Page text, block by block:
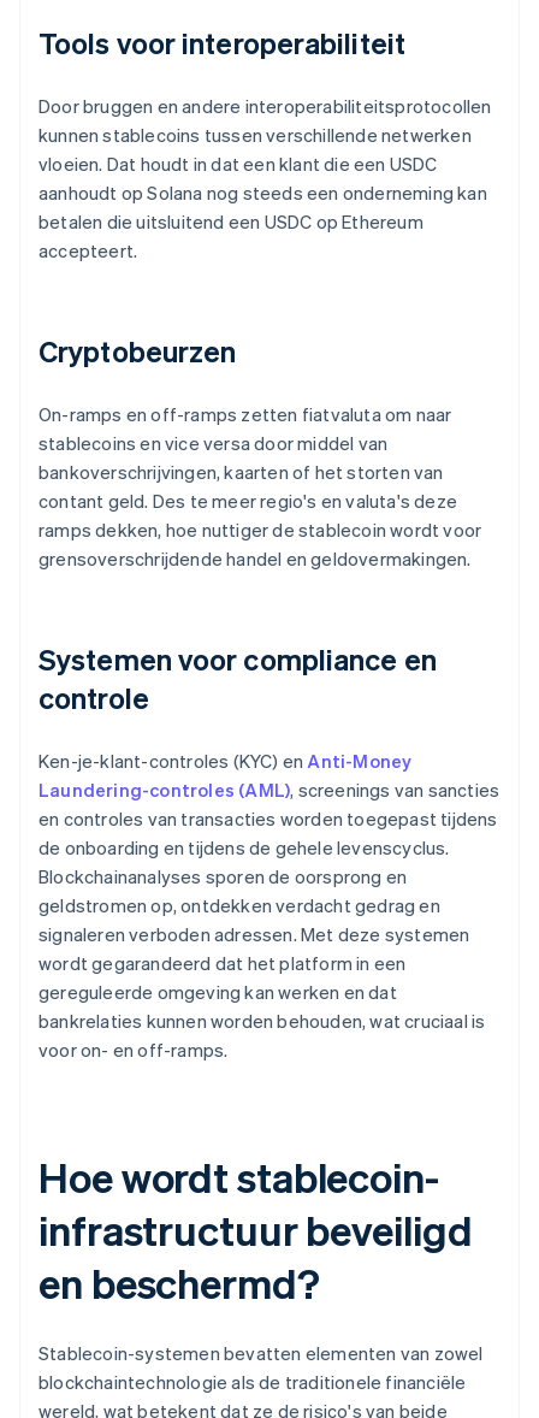
Tools voor interoperabiliteit
Door bruggen en andere interoperabiliteitsprotocollen
kunnen stablecoins tussen verschillende netwerken
vloeien. Dat houdt in dat een klant die een USDC
aanhoudt op Solana nog steeds een onderneming kan
betalen die uitsluitend een USDC op Ethereum
accepteert.
Cryptobeurzen
On-ramps en off-ramps zetten fiatvaluta om naar
stablecoins en vice versa door middel van
bankoverschrijvingen, kaarten of het storten van
contant geld. Des te meer regio's en valuta's deze
ramps dekken, hoe nuttiger de stablecoin wordt voor
grensoverschrijdende handel en geldovermakingen.
Systemen voor compliance en
controle
Ken-je-klant-controles (KYC) enAnti-Money
Laundering-controles (AML), screenings van sancties
en controles van transacties worden toegepast tijdens
de onboarding en tijdens de gehele levenscyclus.
Blockchainanalyses sporen de oorsprong en
geldstromen op, ontdekken verdacht gedrag en
signaleren verboden adressen. Met deze systemen
wordt gegarandeerd dat het platform in een
gereguleerde omgeving kan werken en dat
bankrelaties kunnen worden behouden, wat cruciaal is
voor on- en off-ramps.
Hoe wordt stablecoin-
infrastructuur beveiligd
en beschermd?
Stablecoin-systemen bevatten elementen van zowel
blockchaintechnologie als de traditionele financiële
wereld, wat betekent dat ze de risico's van beide